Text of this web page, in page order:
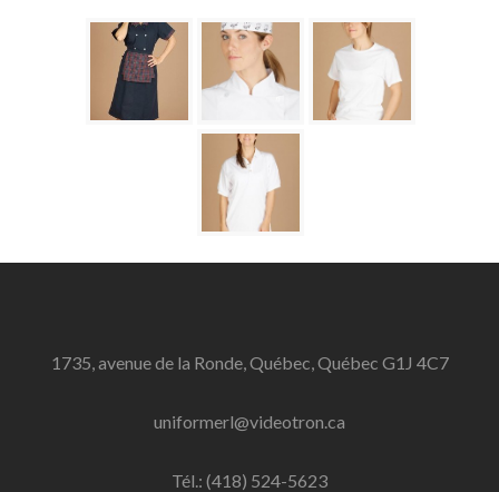
1735, avenue de la Ronde, Québec, Québec G1J 4C7
uniformerl@videotron.ca
Tél.: (418) 524-5623